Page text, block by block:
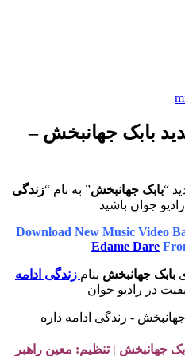
بابک جهانبخش –
“بابک جهانبخش” به نام “زندگی
جوان باشید
Download New Music Video
Edame Dare
بابک جهانبخش بنام زندگی ادامه
در رادیو جوان
جهانبخش | تنظیم: معین راهبر